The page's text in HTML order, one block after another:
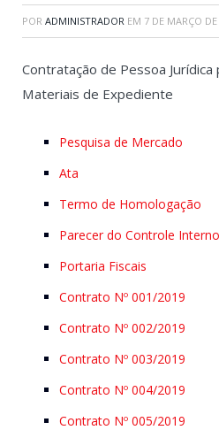
POR ADMINISTRADOR EM 7 DE MARÇO
Contratação de Pessoa
Materiais de Expediente
Pesquisa de Mercado
Ata
Termo de Homologação
Parecer do Controle Interno
Portaria Fiscais
Contrato Nº 001/2019
Contrato Nº 002/2019
Contrato Nº 003/2019
Contrato Nº 004/2019
Contrato Nº 005/2019